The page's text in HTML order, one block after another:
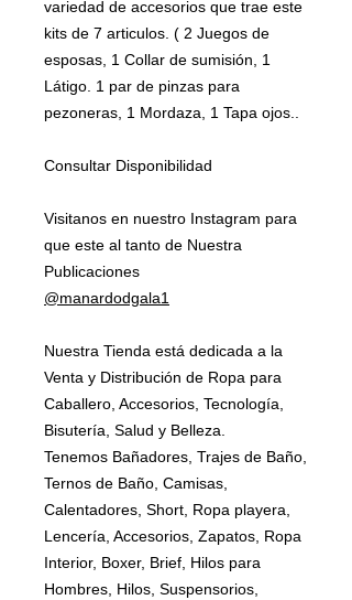
variedad de accesorios que trae este
kits de 7 articulos. ( 2 Juegos de
esposas, 1 Collar de sumisión, 1
Látigo. 1 par de pinzas para
pezoneras, 1 Mordaza, 1 Tapa ojos..
Consultar Disponibilidad
Visitanos en nuestro Instagram para
que este al tanto de Nuestra
Publicaciones
@manardodgala1
Nuestra Tienda está dedicada a la
Venta y Distribución de Ropa para
Caballero, Accesorios, Tecnología,
Bisutería, Salud y Belleza.
Tenemos Bañadores, Trajes de Baño,
Ternos de Baño, Camisas,
Calentadores, Short, Ropa playera,
Lencería, Accesorios, Zapatos, Ropa
Interior, Boxer, Brief, Hilos para
Hombres, Hilos, Suspensorios,